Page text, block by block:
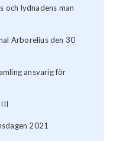
och lydnadens man
Arborelius den 30
ansvarig för
2021